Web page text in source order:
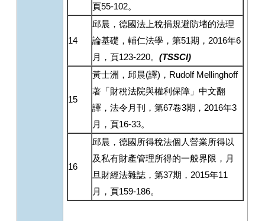
頁55-102。
14
邱晨，德國法上稅捐規避防堵的法理
論基礎，輔仁法學，第51期，2016年6
月，頁123-220。(TSSCI)
15
黃士洲，邱晨(譯)，Rudolf Mellinghoff
著「財稅法院與權利保障」中文翻
譯，法令月刊，第67卷3期，2016年3
月，頁16-33。
16
邱晨，德國所得稅法個人營業所得以
及私有財產管理所得的一般界限，月
旦財經法雜誌，第37期，2015年11
月，頁159-186。